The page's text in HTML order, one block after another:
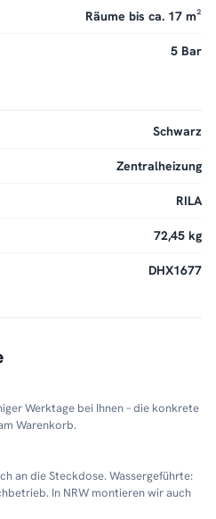
Räume bis ca. 17 m²
5 Bar
Schwarz
Zentralheizung
RILA
72,45 kg
DHX1677
Werktage bei Ihnen – die konkrete
Warenkorb.
an die Steckdose. Wassergeführte:
In NRW montieren wir auch